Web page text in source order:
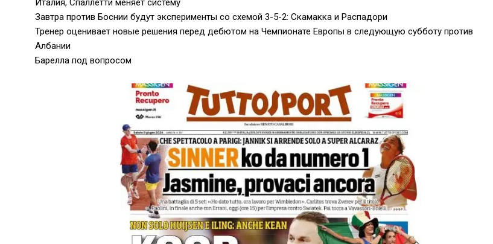
Италия, Спаллетти меняет систему
Завтра против Боснии будут эксперименты со схемой 3-5-2: Скамакка и Распадори
Тренер оценивает новые решения перед дебютом на Чемпионате Европы в следующую субботу против
Албании
Барелла под вопросом